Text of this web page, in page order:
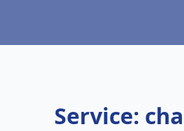
Service: